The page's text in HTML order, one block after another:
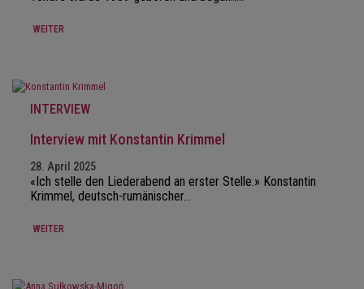
WEITER
INTERVIEW
Interview mit Konstantin Krimmel
28. April 2025
«Ich stelle den Liederabend an erster Stelle.» Konstantin
Krimmel, deutsch-rumänischer…
WEITER